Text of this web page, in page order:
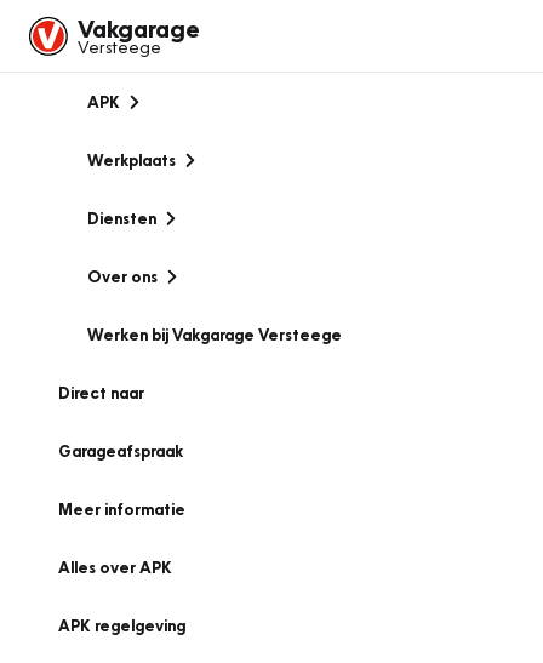
Vakgarage
Versteege
APK
Werkplaats
Diensten
Over ons
Werken bij Vakgarage Versteege
Direct naar
Garageafspraak
Meer informatie
Alles over APK
APK regelgeving